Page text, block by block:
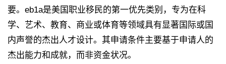
要。eb1a是美国职业移民的第一优先类别，专为在科
学、艺术、教育、商业或体育等领域具有显著国际或国
内声誉的杰出人才设计。其申请条件主要基于申请人的
杰出能力和成就，而非资金状况。